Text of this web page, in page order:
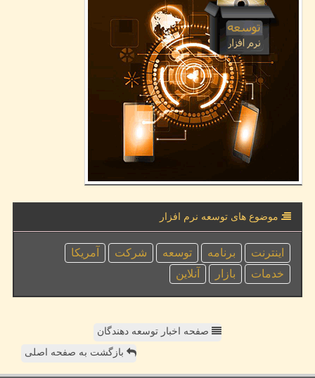
موضوع های توسعه نرم افزار
اینترنت برنامه توسعه شركت
آمریكا
خدمات
بازار آنلاین
صفحه اخبار توسعه دهندگان
بازگشت به صفحه اصلی